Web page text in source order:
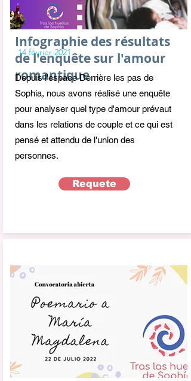
Infographie des résultats
de l'enquête sur l'amour
romantique
Depuis l'espace Derrière les pas de
Sophia, nous avons réalisé une enquête
pour analyser quel type d'amour prévaut
dans les relations de couple et ce qui est
pensé et attendu de l'union des
personnes.
14 février 2021
Requete